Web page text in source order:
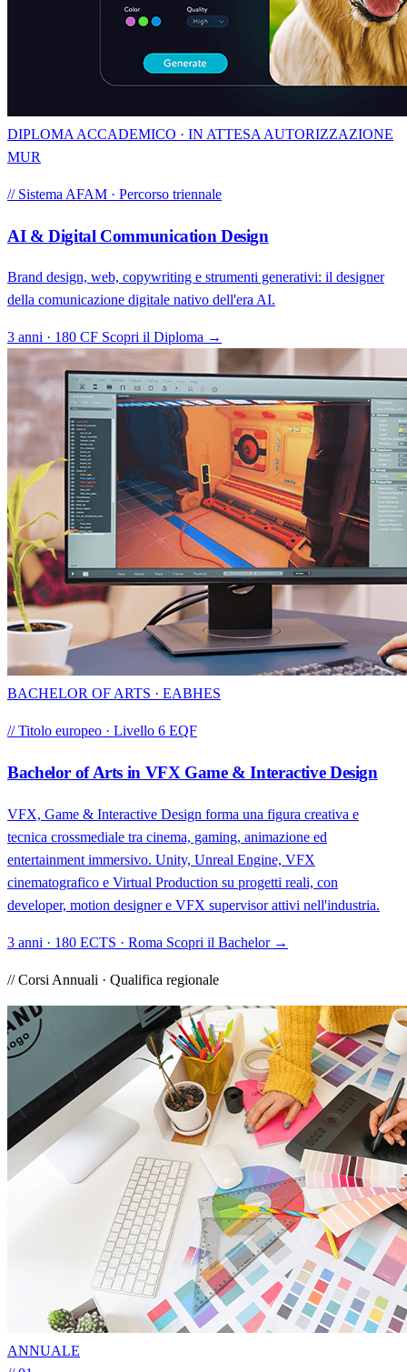
DIPLOMA ACCADEMICO · IN ATTESA AUTORIZZAZIONE
MUR
// Sistema AFAM · Percorso triennale
AI & Digital Communication Design
Brand design, web, copywriting e strumenti generativi: il designer
della comunicazione digitale nativo dell'era AI.
3 anni · 180 CF Scopri il Diploma →
BACHELOR OF ARTS · EABHES
// Titolo europeo · Livello 6 EQF
Bachelor of Arts in VFX Game & Interactive Design
VFX, Game & Interactive Design forma una figura creativa e
tecnica crossmediale tra cinema, gaming, animazione ed
entertainment immersivo. Unity, Unreal Engine, VFX
cinematografico e Virtual Production su progetti reali, con
developer, motion designer e VFX supervisor attivi nell'industria.
3 anni · 180 ECTS · Roma Scopri il Bachelor →
// Corsi Annuali · Qualifica regionale
ANNUALE